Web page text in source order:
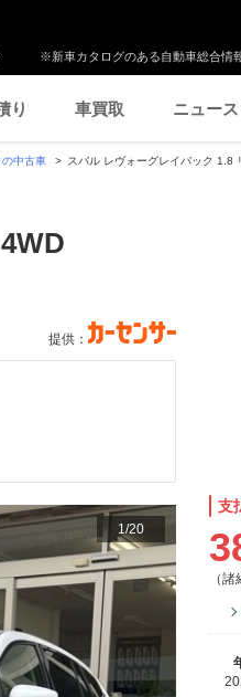
※新車カタログのある自動車総合情
り 車買取 ニュース
の中古車
スバル レヴォーグレイバック
提供：
1/20
支
（